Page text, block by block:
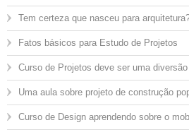
Tem certeza que nasceu para
Fatos básicos para Estudo de Projetos
Curso de Projetos deve ser uma
Uma aula sobre projeto de construção
Curso de Design aprendendo sobre o